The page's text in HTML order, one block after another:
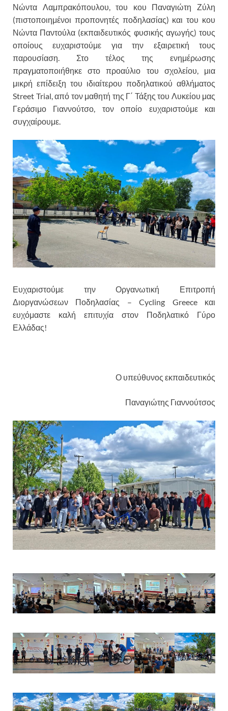
Νώντα Λαμπρακόπουλου, του κου Παναγιώτη Ζύλη
(πιστοποιημένοι προπονητές ποδηλασίας) και του κου
Νώντα Παντούλα (εκπαιδευτικός φυσικής αγωγής) τους
οποίους ευχαριστούμε για την εξαιρετική τους
παρουσίαση. Στο τέλος της ενημέρωσης
πραγματοποιήθηκε στο προαύλιο του σχολείου, μια
μικρή επίδειξη του ιδιαίτερου ποδηλατικού αθλήματος
Street Trial, από τον μαθητή της Γ΄ Τάξης του Λυκείου μας
Γεράσιμο Γιαννούτσο, τον οποίο ευχαριστούμε και
συγχαίρουμε.
Ευχαριστούμε την Οργανωτική Επιτροπή
Διοργανώσεων Ποδηλασίας – Cycling Greece και
ευχόμαστε καλή επιτυχία στον Ποδηλατικό Γύρο
Ελλάδας!
Ο υπεύθυνος εκπαιδευτικός
Παναγιώτης Γιαννούτσος